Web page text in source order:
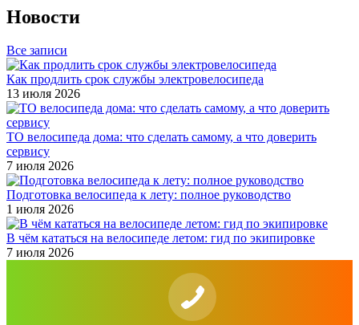
Новости
Все записи
Как продлить срок службы электровелосипеда
13 июля 2026
ТО велосипеда дома: что сделать самому, а что доверить
сервису
7 июля 2026
Подготовка велосипеда к лету: полное руководство
1 июля 2026
В чём кататься на велосипеде летом: гид по экипировке
7 июля 2026